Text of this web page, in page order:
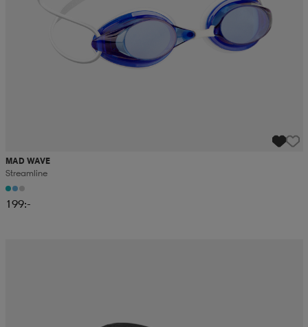
MAD WAVE
Streamline
199:-